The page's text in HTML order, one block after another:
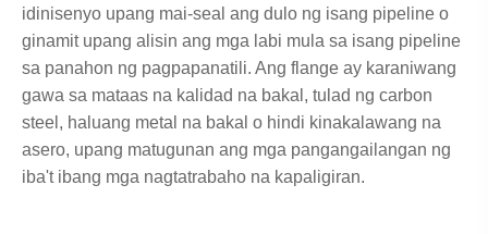
idinisenyo upang mai-seal ang dulo ng isang pipeline o
ginamit upang alisin ang mga labi mula sa isang pipeline
sa panahon ng pagpapanatili. Ang flange ay karaniwang
gawa sa mataas na kalidad na bakal, tulad ng carbon
steel, haluang metal na bakal o hindi kinakalawang na
asero, upang matugunan ang mga pangangailangan ng
iba't ibang mga nagtatrabaho na kapaligiran.